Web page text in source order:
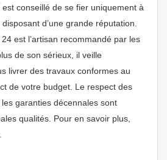
conseillé de se fier uniquement à
d’une grande réputation.
est l’artisan recommandé par les
de son sérieux, il veille
livrer des travaux conformes au
de votre budget. Le respect des
garanties décennales sont
qualités. Pour en savoir plus,